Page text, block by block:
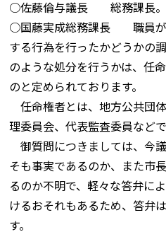
○佐藤倫与議長 総務課長。
○国藤実成総務課長 職員が
する行為を行ったかどうかの
のような処分を行うかは、任
のと定められております。
任命権者とは、地方公共団
理委員会、代表監査委員などで
御質問につきましては、今
そも事実であるのか、また市
るのか不明で、軽々な答弁に
けるおそれもあるため、答弁
す。